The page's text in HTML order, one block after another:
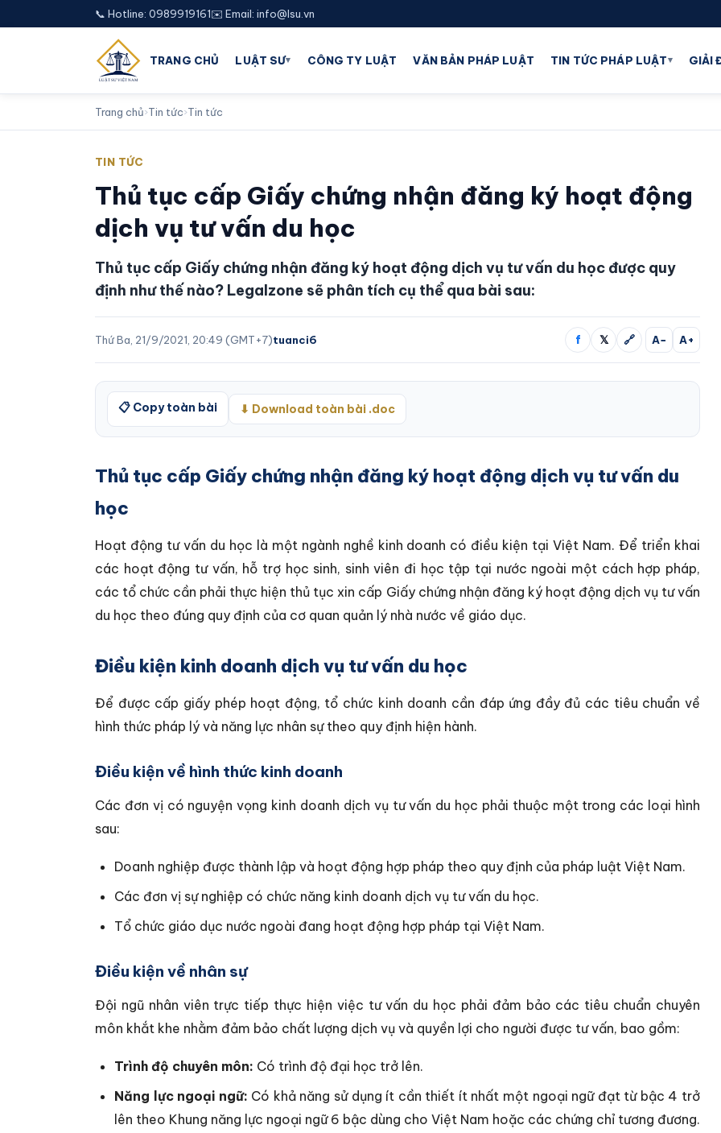
📞 Hotline: 0989919161✉️ Email: info@lsu.vn
TRANG CHỦ LUẬT SƯ▾ CÔNG TY LUẬT VĂN BẢN PHÁP LUẬT TIN TỨC PHÁP LUẬT▾ GIẢI
Trang chủ›Tin tức›Tin tức
TIN TỨC
Thủ tục cấp Giấy chứng nhận đăng ký hoạt động
dịch vụ tư vấn du học
Thủ tục cấp Giấy chứng nhận đăng ký hoạt động dịch vụ tư vấn du học được quy
định như thế nào? Legalzone sẽ phân tích cụ thể qua bài sau:
Thứ Ba, 21/9/2021, 20:49 (GMT+7)tuanci6 f 𝕏 🔗 A− A+
📋 Copy toàn bài ⬇ Download toàn bài .doc
Thủ tục cấp Giấy chứng nhận đăng ký hoạt động dịch vụ tư vấn du
học
Hoạt động tư vấn du học là một ngành nghề kinh doanh có điều kiện tại Việt Nam. Để triển khai
các hoạt động tư vấn, hỗ trợ học sinh, sinh viên đi học tập tại nước ngoài một cách hợp pháp,
các tổ chức cần phải thực hiện thủ tục xin cấp Giấy chứng nhận đăng ký hoạt động dịch vụ tư vấn
du học theo đúng quy định của cơ quan quản lý nhà nước về giáo dục.
Điều kiện kinh doanh dịch vụ tư vấn du học
Để được cấp giấy phép hoạt động, tổ chức kinh doanh cần đáp ứng đầy đủ các tiêu chuẩn về
hình thức pháp lý và năng lực nhân sự theo quy định hiện hành.
Điều kiện về hình thức kinh doanh
Các đơn vị có nguyện vọng kinh doanh dịch vụ tư vấn du học phải thuộc một trong các loại hình
sau:
Doanh nghiệp được thành lập và hoạt động hợp pháp theo quy định của pháp luật Việt Nam.
Các đơn vị sự nghiệp có chức năng kinh doanh dịch vụ tư vấn du học.
Tổ chức giáo dục nước ngoài đang hoạt động hợp pháp tại Việt Nam.
Điều kiện về nhân sự
Đội ngũ nhân viên trực tiếp thực hiện việc tư vấn du học phải đảm bảo các tiêu chuẩn chuyên
môn khắt khe nhằm đảm bảo chất lượng dịch vụ và quyền lợi cho người được tư vấn, bao gồm:
Trình độ chuyên môn: Có trình độ đại học trở lên.
Năng lực ngoại ngữ: Có khả năng sử dụng ít cần thiết ít nhất một ngoại ngữ đạt từ bậc 4 trở
lên theo Khung năng lực ngoại ngữ 6 bậc dùng cho Việt Nam hoặc các chứng chỉ tương đương.